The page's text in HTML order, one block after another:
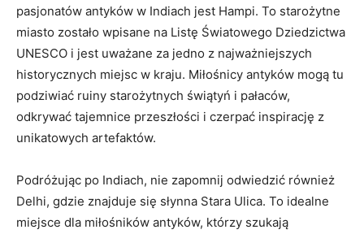
⁣pasjonatów antyków w Indiach jest ⁢Hampi. To starożytne
miasto⁢ zostało wpisane na Listę Światowego Dziedzictwa
UNESCO i jest uważane ⁢za jedno ‍z ⁤najważniejszych ​
historycznych miejsc w ‍kraju. ​Miłośnicy ​antyków mogą ‍tu
podziwiać ruiny starożytnych świątyń‌ i ⁣pałaców,
odkrywać tajemnice przeszłości i czerpać inspirację z⁣
unikatowych artefaktów.
Podróżując po‍ Indiach,‍ nie zapomnij odwiedzić również
Delhi, gdzie znajduje się słynna Stara Ulica. To idealne
miejsce​ dla miłośników antyków, którzy szukają